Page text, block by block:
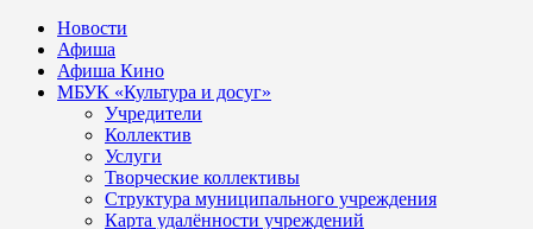
Новости
Афиша
Афиша Кино
МБУК «Культура и досуг»
Учредители
Коллектив
Услуги
Творческие коллективы
Структура муниципального учреждения
Карта удалённости учреждений